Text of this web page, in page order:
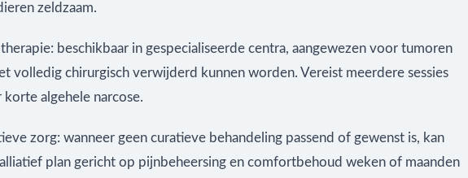
zeldzaam.
beschikbaar in gespecialiseerde centra, aangewezen voor tumoren
volledig chirurgisch verwijderd kunnen worden. Vereist meerdere sessies
korte algehele narcose.
zorg: wanneer geen curatieve behandeling passend of gewenst is, kan
plan gericht op pijnbeheersing en comfortbehoud weken of maanden